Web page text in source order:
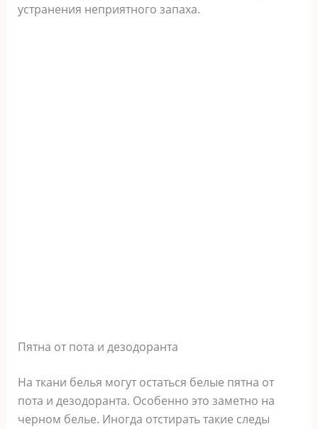
устранения неприятного запаха.
Пятна от пота и дезодоранта
На ткани белья могут остаться белые пятна от
пота и дезодоранта. Особенно это заметно на
черном белье. Иногда отстирать такие следы